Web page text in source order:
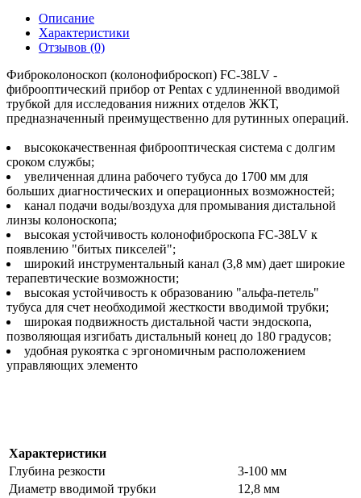
Описание
Характеристики
Отзывов (0)
Фиброколоноскоп (колонофиброскоп) FC-38LV -
фиброоптический прибор от Pentax с удлиненной вводимой
трубкой для исследования нижних отделов ЖКТ,
предназначенный преимущественно для рутинных операций.
высококачественная фиброоптическая система с долгим
сроком службы;
увеличенная длина рабочего тубуса до 1700 мм для
больших диагностических и операционных возможностей;
канал подачи воды/воздуха для промывания дистальной
линзы колоноскопа;
высокая устойчивость колонофиброскопа FC-38LV к
появлению "битых пикселей";
широкий инструментальный канал (3,8 мм) дает широкие
терапевтические возможности;
высокая устойчивость к образованию "альфа-петель"
тубуса для счет необходимой жесткости вводимой трубки;
широкая подвижность дистальной части эндоскопа,
позволяющая изгибать дистальный конец до 180 градусов;
удобная рукоятка с эргономичным расположением
управляющих элементо
Характеристики
Глубина резкости
3-100 мм
Диаметр вводимой трубки
12,8 мм